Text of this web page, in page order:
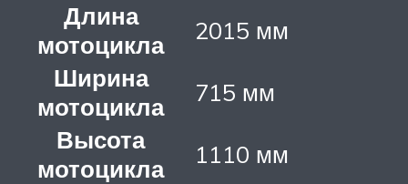
Длина
мотоцикла
2015 мм
Ширина
мотоцикла
715 мм
Высота
мотоцикла
1110 мм